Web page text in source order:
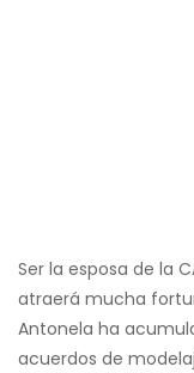
Ser la esposa de la
atraerá mucha
Antonela ha
acuerdos de